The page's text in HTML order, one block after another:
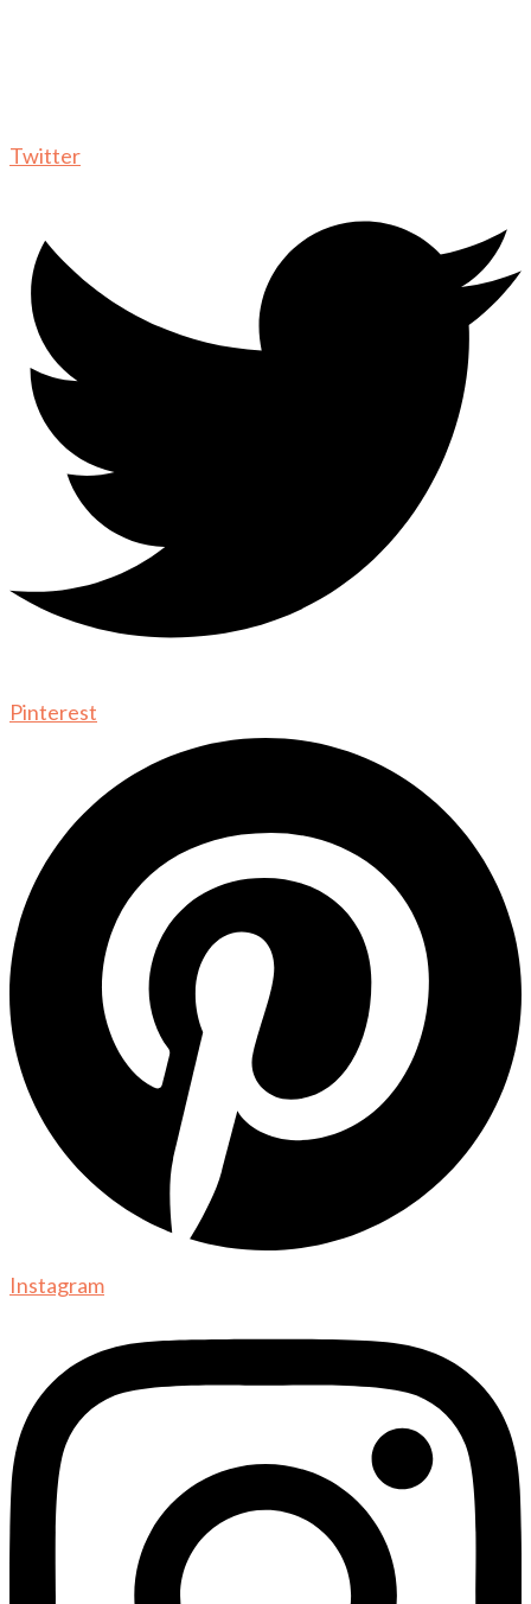
Twitter
Pinterest
Instagram